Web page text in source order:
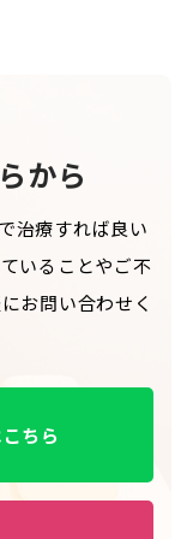
から
治療すれば良い
いることやご不
お問い合わせく
ちら